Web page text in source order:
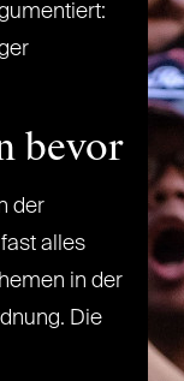
bevor
der
alles
in der
Die